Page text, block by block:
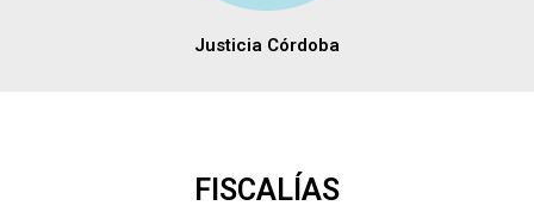
Justicia Córdoba
FISCALÍAS